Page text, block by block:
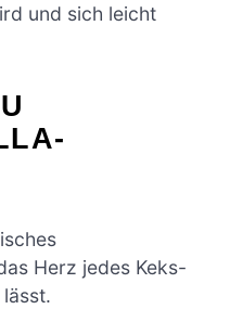
und sich leicht
Herz jedes Keks-